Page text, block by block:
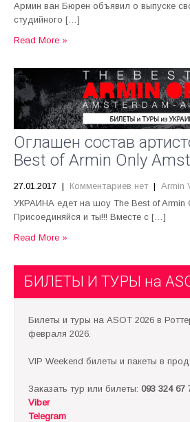
Армин ван Бюрен объявил о выпуске
студийного […]
Read More »
Оглашен состав
Best of Armin Only
27.01.2017 | Комментариев нет | Armin
УКРАИНА едет на шоу The Best of
Присоединяйся и ты!!! Вместе с […]
Read More »
БИЛЕТЫ И ТУРЫ на
Билеты и туры на ASOT 2026 в
февраля 2026.
VIP Weekend билеты и пакеты в
Заказать тур или билеты: 093 324 67
Viber
Telegram